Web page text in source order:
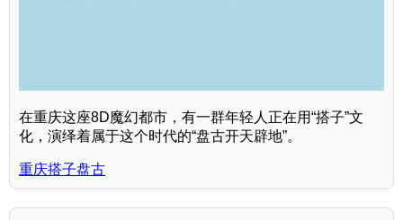
在重庆这座8D魔幻都市，有一群年轻人正在用“搭子”文
化，演绎着属于这个时代的“盘古开天辟地”。
重庆搭子盘古